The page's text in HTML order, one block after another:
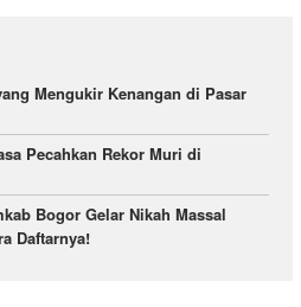
Mengukir Kenangan di Pasar
Pecahkan Rekor Muri di
Bogor Gelar Nikah Massal
Daftarnya!